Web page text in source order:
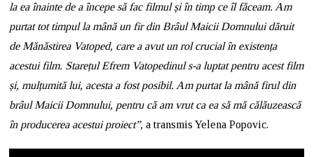
la ea înainte de a începe să fac filmul și în timp ce îl făceam. Am
purtat tot timpul la mână un fir din Brâul Maicii Domnului dăruit
de Mănăstirea Vatoped, care a avut un rol crucial în existența
acestui film. Starețul Efrem Vatopedinul s-a luptat pentru acest film
și, mulțumită lui, acesta a fost posibil. Am purtat la mână firul din
brâul Maicii Domnului, pentru că am vrut ca ea să mă călăuzească
în producerea acestui proiect”, a transmis Yelena Popovic.